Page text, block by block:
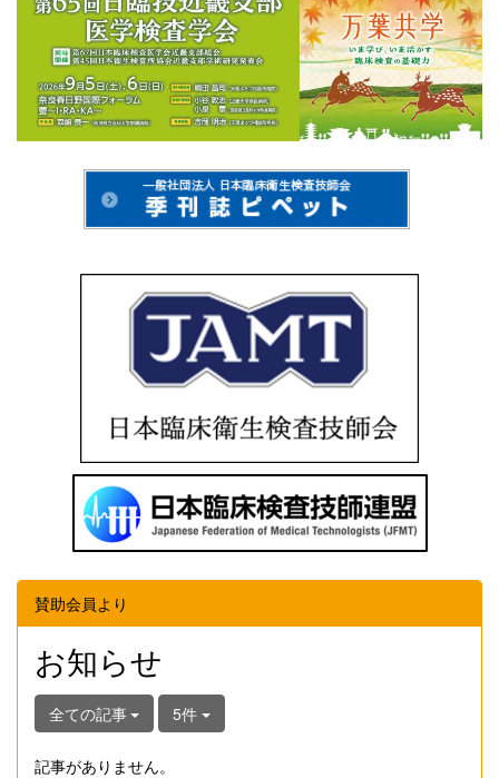
賛助会員より
お知らせ
全ての記事 5件
記事がありません。